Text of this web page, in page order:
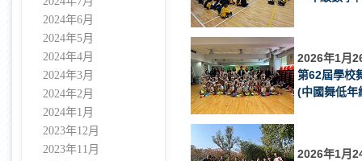
2024年6月
2024年5月
2024年4月
2024年3月
2024年2月
2024年1月
2023年12月
2023年11月
2026年1月
第62屆學校
(中國舞低年
2026年1月